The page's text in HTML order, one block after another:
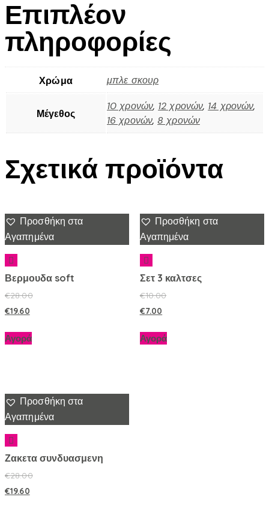
Επιπλέον
πληροφορίες
Χρώμα μπλε σκουρ
Μέγεθος
10 χρονών, 12 χρονών, 14 χρονών,
16 χρονών, 8 χρονών
Σχετικά προϊόντα
Προσθήκη στα
Αγαπημένα
Βερμουδα soft
€28.00
€19.60
Αγορά
Προσθήκη στα
Αγαπημένα
Σετ 3 καλτσες
€10.00
€7.00
Αγορά
Προσθήκη στα
Αγαπημένα
Ζακετα συνδυασμενη
€28.00
€19.60